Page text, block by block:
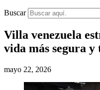
Buscar
Villa venezuela
vida más segura
mayo 22, 2026